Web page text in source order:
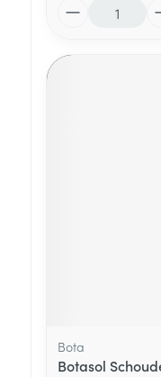
Bota
Botasol